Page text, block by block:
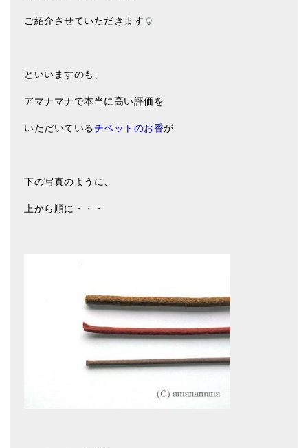
アマナマナのティンシャ
ベーシック・ティンシャ（4種）
ティンシャケース
チベット・真マントラ香
チベット高僧のオラクルカード
ベル＆ドルジェ
オリジナルグッズ
神々とつながるジュエリー
ご紹介させていただきます
といいますのも、
アマナマナで本当に高い評価を
いただいているチベットのお香が
下の写真のように、
上から順に・・・